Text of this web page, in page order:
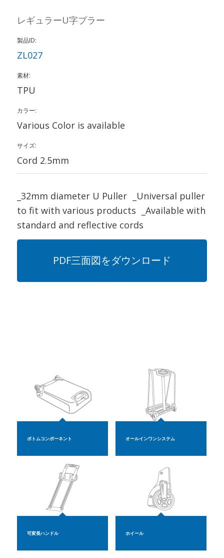
レギュラーU字プラー
製品ID:
ZL027
素材:
TPU
カラー:
Various Color is available
サイズ:
Cord 2.5mm
_32mm diameter U Puller _Universal puller
to fit with various products _Available with
standard and reflective cords
PDF三面図をダウンロード
ボトムコンポーネント オールインワンシステム
可変長ハンドル ホイール